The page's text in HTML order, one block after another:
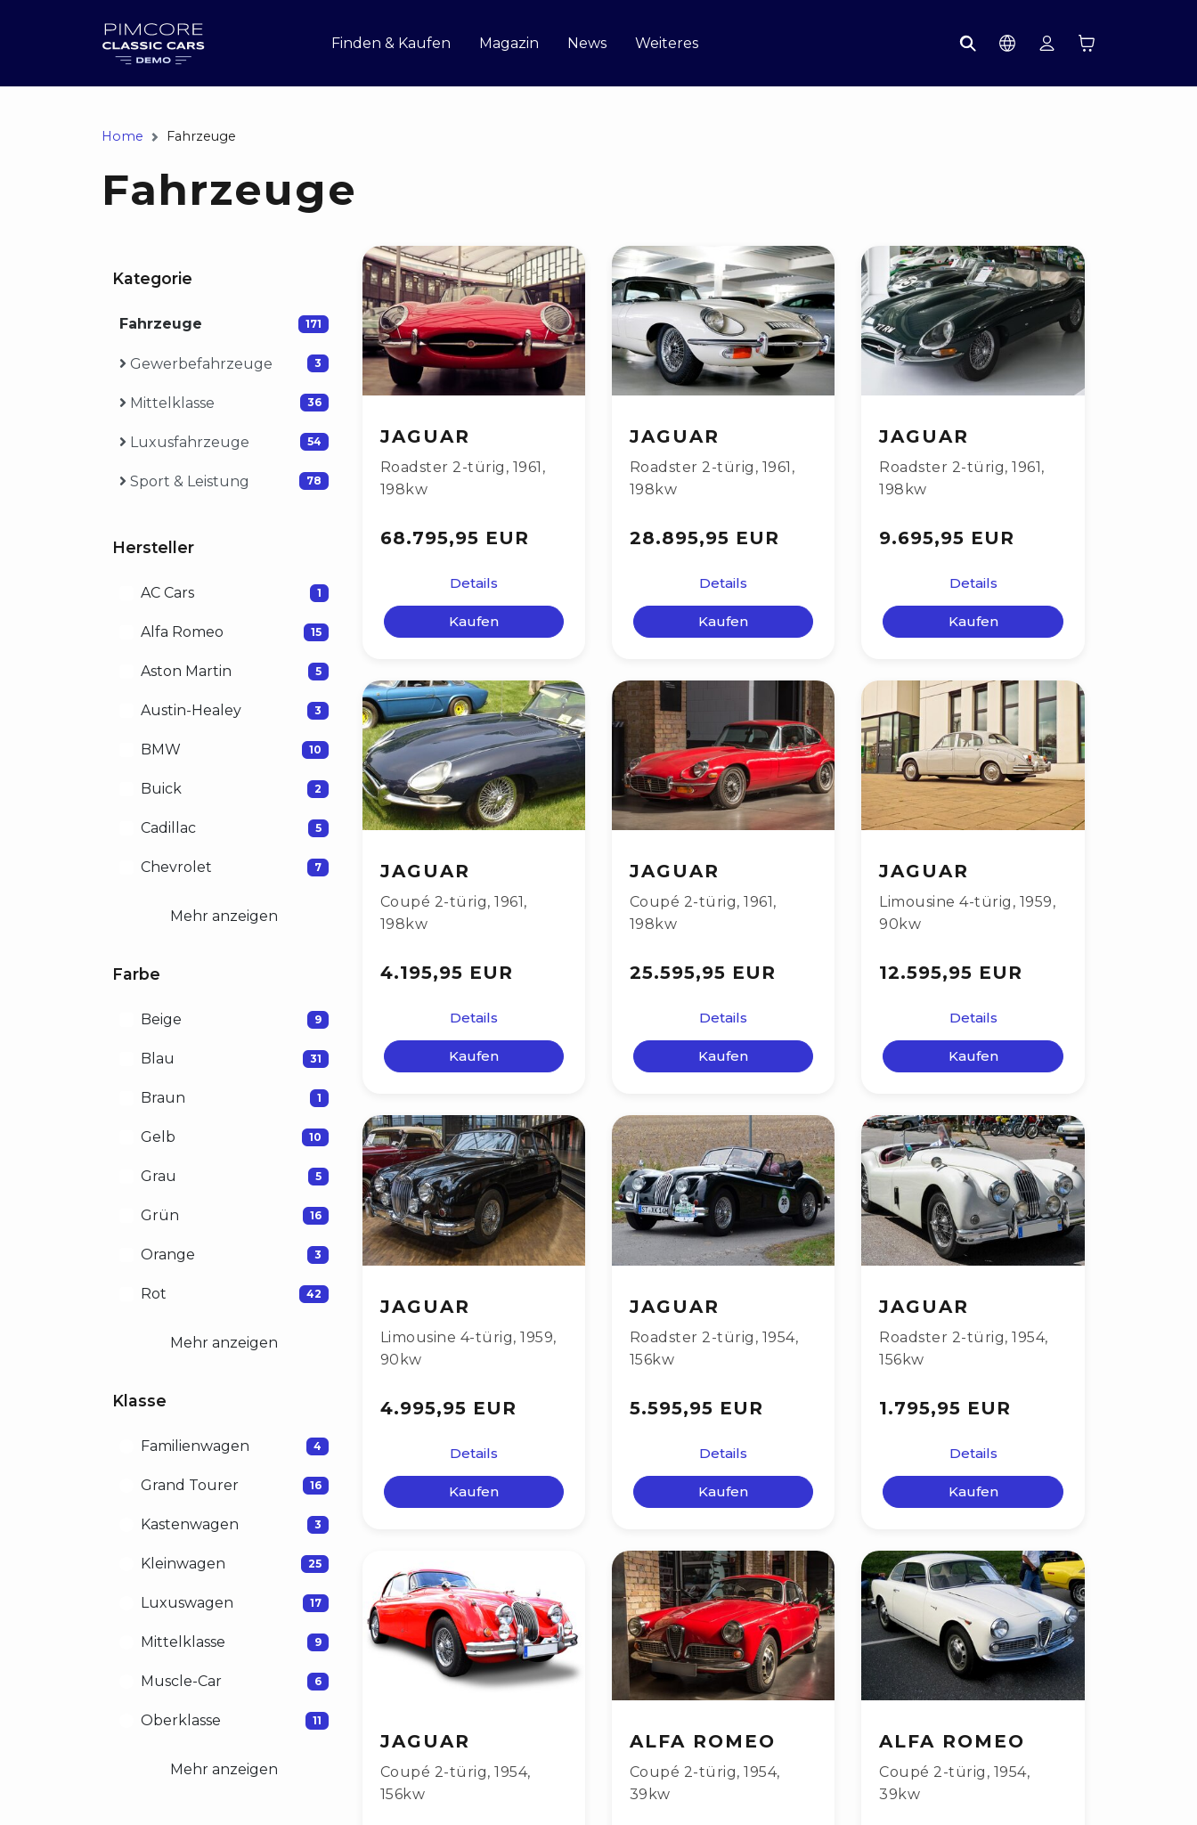
Finden & Kaufen Magazin News Weiteres
Home Fahrzeuge
Fahrzeuge
Kategorie
Fahrzeuge 171
Gewerbefahrzeuge 3
Mittelklasse 36
Luxusfahrzeuge 54
Sport & Leistung 78
Hersteller
AC Cars 1
Alfa Romeo 15
Aston Martin 5
Austin-Healey 3
BMW 10
Buick 2
Cadillac 5
Chevrolet 7
Mehr anzeigen
Farbe
Beige 9
Blau 31
Braun 1
Gelb 10
Grau 5
Grün 16
Orange 3
Rot 42
Mehr anzeigen
Klasse
Familienwagen 4
Grand Tourer 16
Kastenwagen 3
Kleinwagen 25
Luxuswagen 17
Mittelklasse 9
Muscle-Car 6
Oberklasse 11
Mehr anzeigen
JAGUAR
Roadster 2-türig , 1961 ,
198kw
68.795,95 EUR
Details
Kaufen
JAGUAR
Roadster 2-türig , 1961 ,
198kw
28.895,95 EUR
Details
Kaufen
JAGUAR
Roadster 2-türig,1961 ,
198kw
9.695,95 EUR
Details
Kaufen
JAGUAR
Coupé 2-türig, 1961 ,
198kw
4.195,95 EUR
Details
Kaufen
JAGUAR
Coupé 2-türig,1961 ,
198kw
25.595,95 EUR
Details
Kaufen
JAGUAR
Limousine 4-türig , 1959,
90kw
12.595,95 EUR
Details
Kaufen
JAGUAR
Limousine 4-türig, 1959,
90kw
4.995,95 EUR
Details
Kaufen
JAGUAR
Roadster 2-türig , 1954,
156kw
5.595,95 EUR
Details
Kaufen
JAGUAR
Roadster 2-türig,1954,
156kw
1.795,95 EUR
Details
Kaufen
JAGUAR
Coupé 2-türig, 1954,
156kw
ALFA ROMEO
Coupé 2-türig,1954,
39kw
ALFA ROMEO
Coupé 2-türig , 1954,
39kw